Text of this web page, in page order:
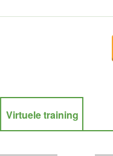
Virtuele training